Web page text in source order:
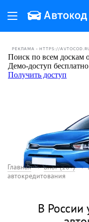
РЕКЛАМА • HTTPS://
Главная Блог (18+)
автокредитования
В России